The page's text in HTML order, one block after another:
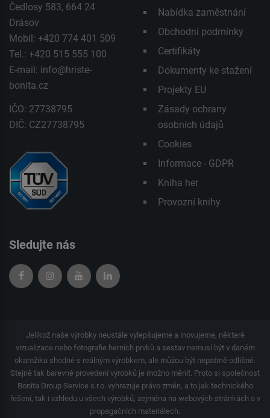
Čedlosy 583, 664 24
Drásov
Mobil: +420 774 401 509
Tel.: +420 515 555 100
E-mail: info@hriste-
bonita.cz
IČO: 27738795
DIČ: CZ27738795
Nabídka zaměstnání
Obchodní podmínky
Certifikáty
Dokumenty ke stažení
Projekty EU
Zásady ochrany
osobních údajů
Cookies
Informace - GDPR
Kniha her
Provozní knihy
Sledujte nás
Jelikož naše výrobky neustále vylepšujeme a inovujeme, některé
vizualizace nebo fotografie herních prvků a sestav nemusí být v daném
okamžiku shodné s reálným výrobkem, ale můžou být nepatrně odlišné.
Stejně tak barevné provedení výrobků je možno měnit. Proto si společnost
Bonita Group Service s.r.o. vyhrazuje právo změn, a to jak technického
řešení, tak i vzhledu u všech výrobků, zejména na webových stránkách a v
propagačních materiálech.